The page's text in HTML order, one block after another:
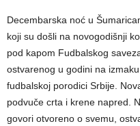
Decembarska noć u
koji su došli na novogodišnji
pod kapom Fudbalskog
ostvarenog u godini na
fudbalskoj porodici Srbije.
podvuče crta i krene napred.
govori otvoreno o svemu,